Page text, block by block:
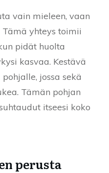
vain mieleen, vaan
yhteys toimii
pidät huolta
kasvaa. Kestävä
jossa sekä
Tämän pohjan
itseesi koko
perusta